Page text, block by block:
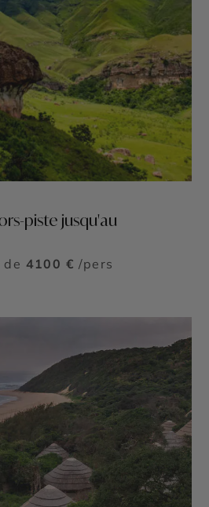
piste jusqu'au
4100 € /pers